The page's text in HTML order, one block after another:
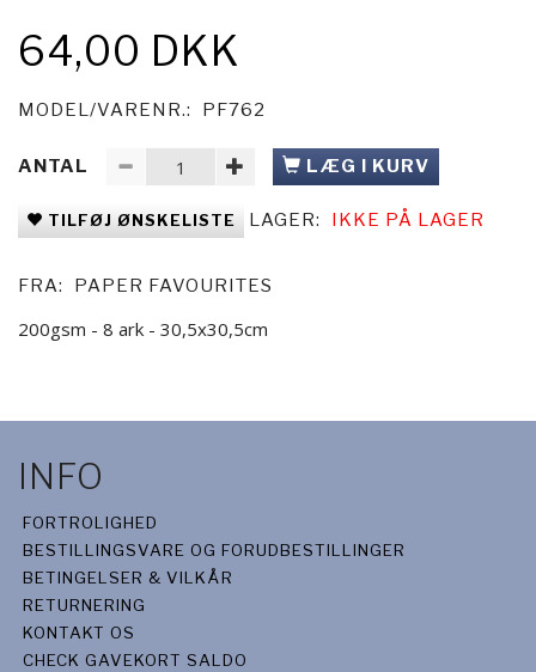
64,00 DKK
MODEL/VARENR.: PF762
ANTAL LÆG I KURV
TILFØJ ØNSKELISTE LAGER: IKKE PÅ LAGER
FRA: PAPER FAVOURITES
200gsm - 8 ark - 30,5x30,5cm
INFO
FORTROLIGHED
BESTILLINGSVARE OG FORUDBESTILLINGER
BETINGELSER & VILKÅR
RETURNERING
KONTAKT OS
CHECK GAVEKORT SALDO